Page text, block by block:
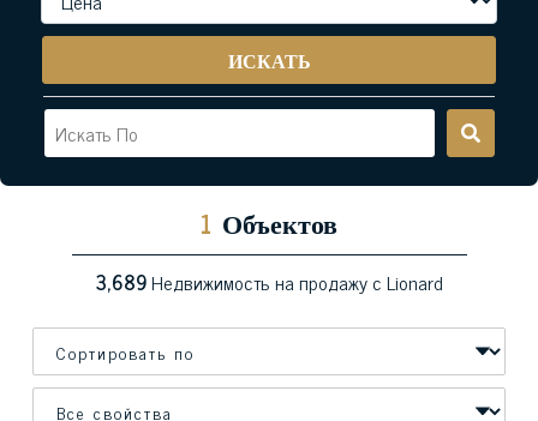
ИСКАТЬ
1 Объектов
3,689Недвижимость на продажу с Lionard